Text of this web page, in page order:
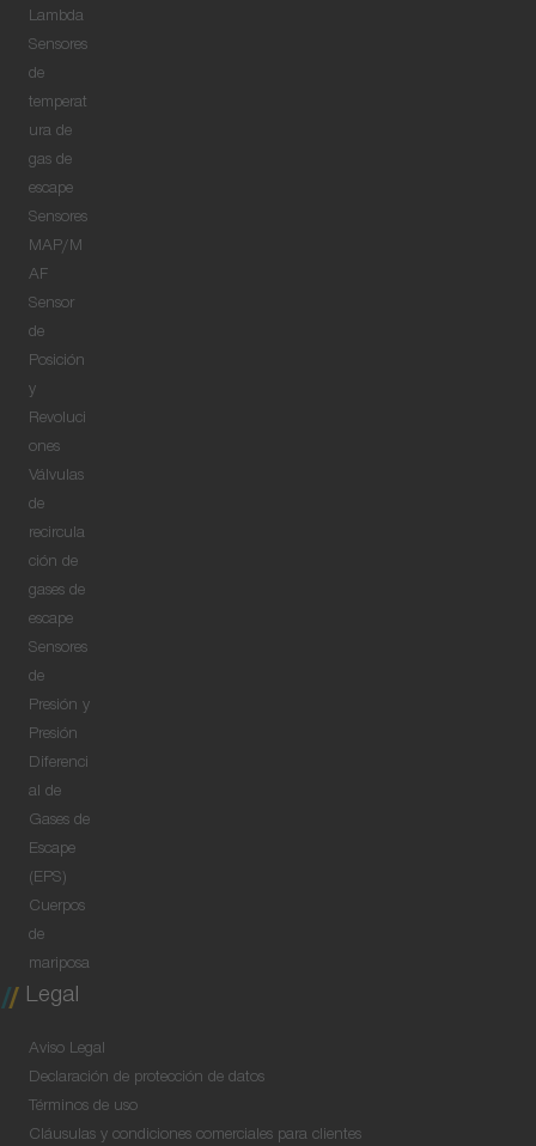
Lambda
Sensores
de
temperat
ura de
gas de
escape
Sensores
MAP/M
AF
Sensor
de
Posición
y
Revoluci
ones
Válvulas
de
recircula
ción de
gases de
escape
Sensores
de
Presión y
Presión
Diferenci
al de
Gases de
Escape
(EPS)
Cuerpos
de
mariposa
Legal
Aviso Legal
Declaración de protección de datos
Términos de uso
Cláusulas y condiciones comerciales para clientes